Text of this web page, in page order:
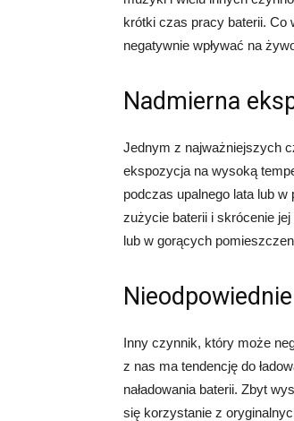
krótki czas pracy baterii. Co
negatywnie wpływać na
Nadmierna
Jednym z najważniejszych
ekspozycja na wysoką
podczas upalnego lata lub
zużycie baterii i skrócenie
lub w gorących
Inny czynnik, który może
z nas ma tendencję do
naładowania baterii. Zbyt
się korzystanie z